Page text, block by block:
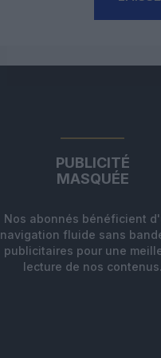
PUBLICITÉ
MASQUÉE
Nos abonnés bénéficient
navigation fluide sans
publicitaires pour une
lecture de nos contenus.